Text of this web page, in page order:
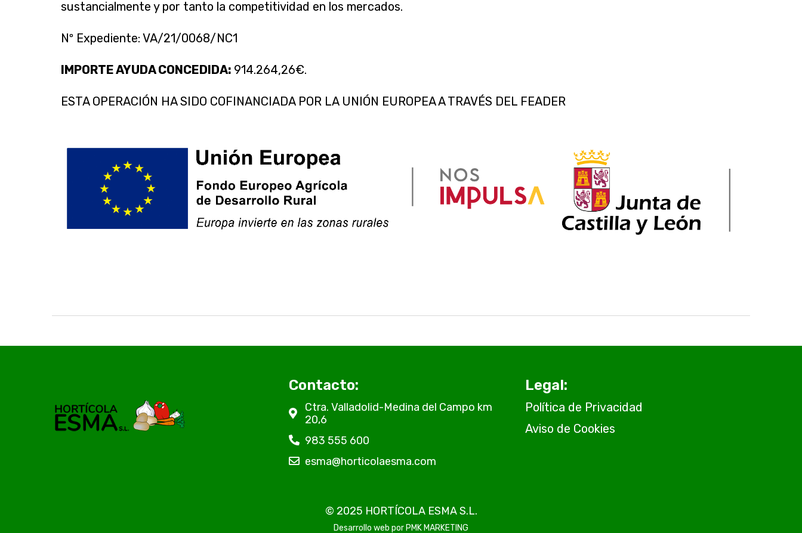
sustancialmente y por tanto la competitividad en los mercados.
Nº Expediente: VA/21/0068/NC1
IMPORTE AYUDA CONCEDIDA: 914.264,26€.
ESTA OPERACIÓN HA SIDO COFINANCIADA POR LA UNIÓN EUROPEA A TRAVÉS DEL FEADER
Contacto:
Ctra. Valladolid-Medina del Campo km
20,6
983 555 600
esma@horticolaesma.com
Legal:
Política de Privacidad
Aviso de Cookies
© 2025 HORTÍCOLA ESMA S.L.
Desarrollo web por PMK MARKETING